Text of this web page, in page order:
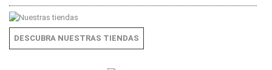
DESCUBRA NUESTRAS TIENDAS